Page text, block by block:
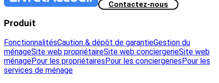
Contactez-nous
Produit
FonctionnalitésCaution & dépôt de garantieGestion du
ménageSite web propriétaireSite web conciergerieSite web
ménagePour les propriétairesPour les conciergeriesPour les
services de ménage